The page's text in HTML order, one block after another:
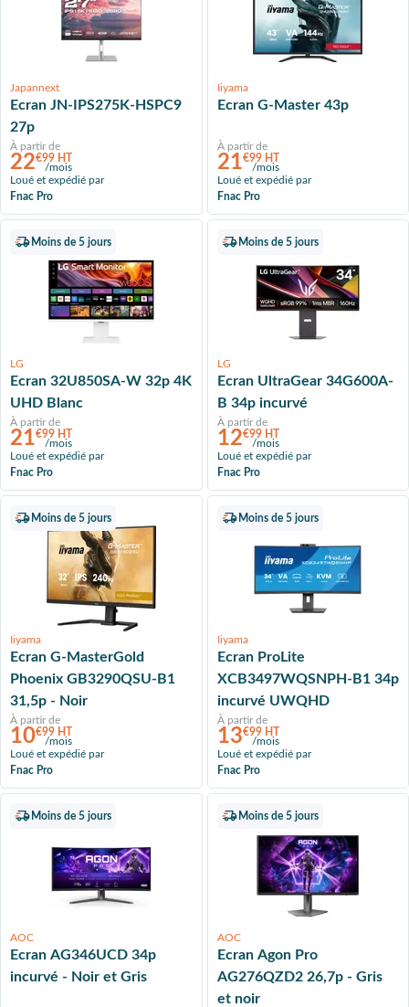
Japannext
Ecran JN-IPS275K-HSPC9
27p
À partir de
22€99 HT
/mois
Loué et expédié par
Fnac Pro
Iiyama
Ecran G-Master 43p
À partir de
21€99 HT
/mois
Loué et expédié par
Fnac Pro
Moins de 5 jours
LG
Ecran 32U850SA-W 32p 4K
UHD Blanc
À partir de
21€99 HT
/mois
Loué et expédié par
Fnac Pro
Moins de 5 jours
LG
Ecran UltraGear 34G600A-
B 34p incurvé
À partir de
12€99 HT
/mois
Loué et expédié par
Fnac Pro
Moins de 5 jours
Iiyama
Ecran G-MasterGold
Phoenix GB3290QSU-B1
31,5p - Noir
À partir de
10€99 HT
/mois
Loué et expédié par
Fnac Pro
Moins de 5 jours
Iiyama
Ecran ProLite
XCB3497WQSNPH-B1 34p
incurvé UWQHD
À partir de
13€99 HT
/mois
Loué et expédié par
Fnac Pro
Moins de 5 jours
AOC
Ecran AG346UCD 34p
incurvé - Noir et Gris
Moins de 5 jours
AOC
Ecran Agon Pro
AG276QZD2 26,7p - Gris
et noir